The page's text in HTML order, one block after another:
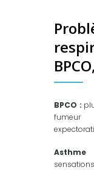
BPCO :
fumeur